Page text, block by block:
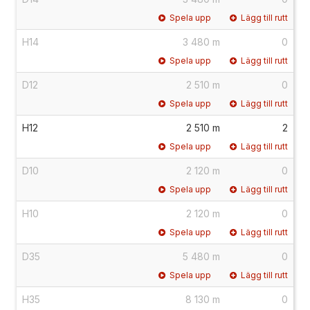
Spela upp Lägg till rutt
H14 3 480 m 0
Spela upp Lägg till rutt
D12 2 510 m 0
Spela upp Lägg till rutt
H12 2 510 m 2
Spela upp Lägg till rutt
D10 2 120 m 0
Spela upp Lägg till rutt
H10 2 120 m 0
Spela upp Lägg till rutt
D35 5 480 m 0
Spela upp Lägg till rutt
H35 8 130 m 0